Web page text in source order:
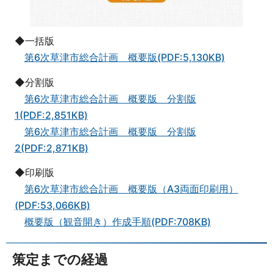
◆一括版
第6次草津市総合計画 概要版(PDF:5,130KB)
◆分割版
第6次草津市総合計画 概要版 分割版
1(PDF:2,851KB)
第6次草津市総合計画 概要版 分割版
2(PDF:2,871KB)
◆印刷版
第6次草津市総合計画 概要版（A3両面印刷用）
(PDF:53,066KB)
概要版（観音開き）作成手順(PDF:708KB)
策定までの経過